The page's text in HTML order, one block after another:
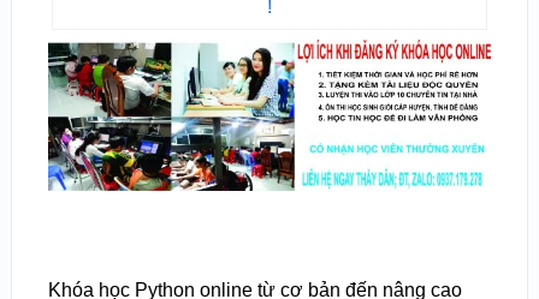
!
Khóa học Python online từ cơ bản đến nâng cao